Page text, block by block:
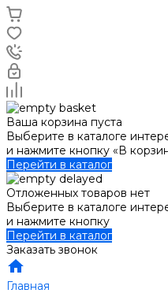
Ваша корзина пуста
Выберите в каталоге
и нажмите кнопку «В
Перейти в каталог
Отложенных товаров нет
Выберите в каталоге
и нажмите кнопку
Перейти в каталог
Заказать звонок
Главная